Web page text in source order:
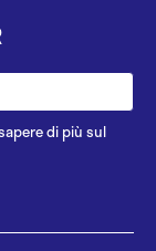
di più sul